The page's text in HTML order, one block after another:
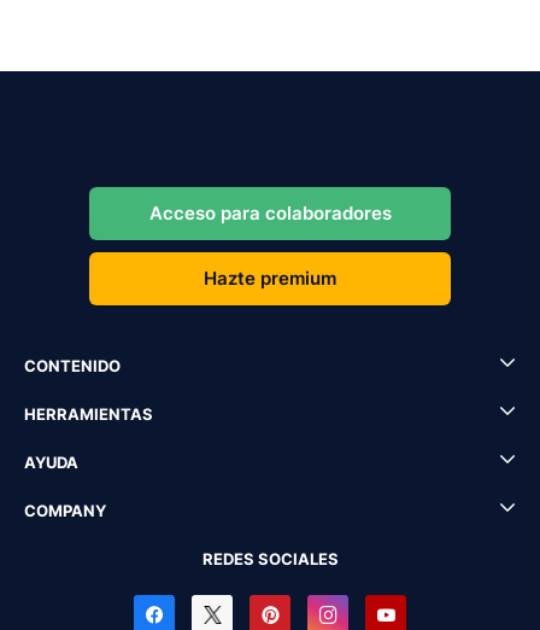
Acceso para colaboradores
Hazte premium
CONTENIDO
HERRAMIENTAS
AYUDA
COMPANY
REDES SOCIALES